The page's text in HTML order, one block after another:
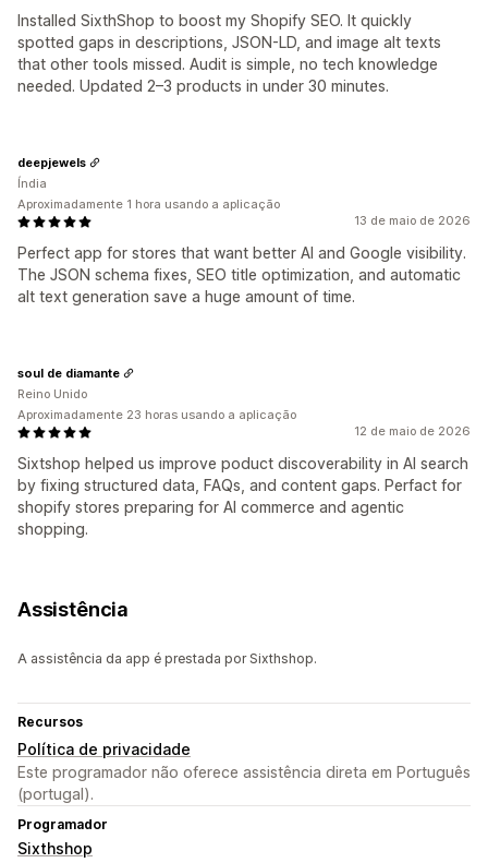
Installed SixthShop to boost my Shopify SEO. It quickly
spotted gaps in descriptions, JSON-LD, and image alt texts
that other tools missed. Audit is simple, no tech knowledge
needed. Updated 2–3 products in under 30 minutes.
13 de maio de 2026
Perfect app for stores that want better AI and Google visibility.
The JSON schema fixes, SEO title optimization, and automatic
alt text generation save a huge amount of time.
deepjewels
Índia
Aproximadamente 1 hora usando a aplicação
12 de maio de 2026
Sixtshop helped us improve poduct discoverability in AI search
by fixing structured data, FAQs, and content gaps. Perfact for
shopify stores preparing for AI commerce and agentic
shopping.
soul de diamante
Reino Unido
Aproximadamente 23 horas usando a aplicação
Assistência
A assistência da app é prestada por Sixthshop.
Recursos
Política de privacidade
Este programador não oferece assistência direta em Português
(portugal).
Programador
Sixthshop